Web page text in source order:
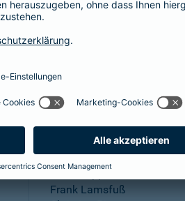
Dr. Andreas Eurich, Oliver
Thomas Bischof
Dr. Sylvia Eichelberg
Harald Epple
Frank Lamsfuß